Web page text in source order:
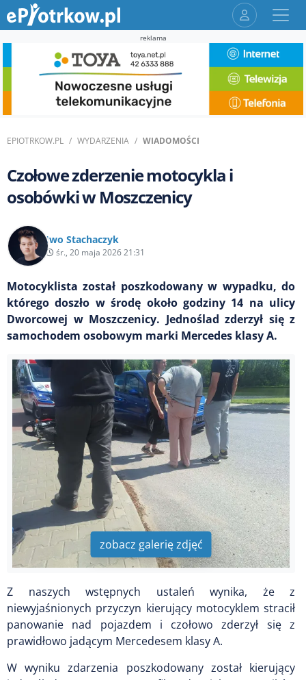
reklama
EPIOTRKOW.PL WYDARZENIA WIADOMOŚCI
Czołowe zderzenie motocykla i
osobówki w Moszczenicy
Iwo Stachaczyk
śr., 20 maja 2026 21:31
Motocyklista został poszkodowany w wypadku, do
którego doszło w środę około godziny 14 na ulicy
Dworcowej w Moszczenicy. Jednoślad zderzył się z
samochodem osobowym marki Mercedes klasy A.
zobacz galerię zdjęć
Z naszych wstępnych ustaleń wynika, że z
niewyjaśnionych przyczyn kierujący motocyklem stracił
panowanie nad pojazdem i czołowo zderzył się z
prawidłowo jadącym Mercedesem klasy A.
W wyniku zdarzenia poszkodowany został kierujący